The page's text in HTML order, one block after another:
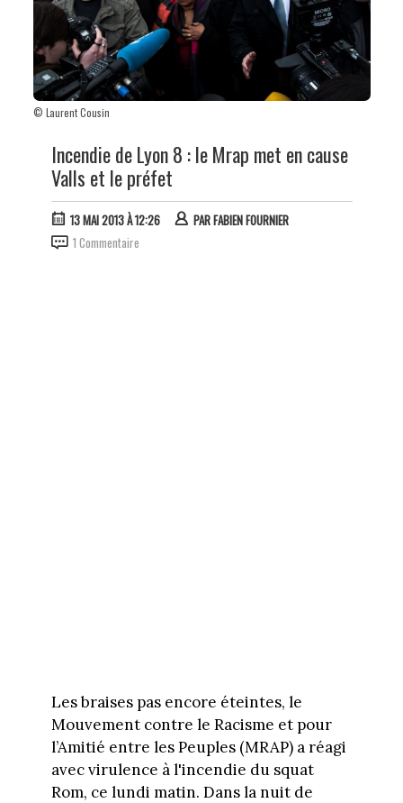
© Laurent Cousin
Incendie de Lyon 8 : le Mrap met en cause
Valls et le préfet
13 MAI 2013 À 12:26 PARFABIEN FOURNIER
1 Commentaire
Les braises pas encore éteintes, le
Mouvement contre le Racisme et pour
l’Amitié entre les Peuples (MRAP) a réagi
avec virulence à l'incendie du squat
Rom, ce lundi matin. Dans la nuit de